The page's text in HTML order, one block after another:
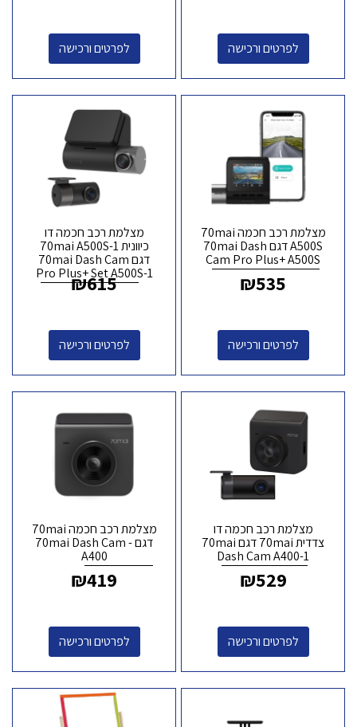
לפרטים ורכישה לפרטים ורכישה
מצלמת רכב חכמה 70mai
A500S דגם 70mai Dash
Cam Pro Plus+ A500S
₪535
לפרטים ורכישה
מצלמת רכב חכמה דו
כיוונית 70mai A500S-1
דגם 70mai Dash Cam
Pro Plus+ Set A500S-1
₪615
לפרטים ורכישה
מצלמת רכב חכמה דו
צדדית 70mai דגם 70mai
Dash Cam A400-1
₪529
לפרטים ורכישה
מצלמת רכב חכמה 70mai
דגם - 70mai Dash Cam
A400
₪419
לפרטים ורכישה